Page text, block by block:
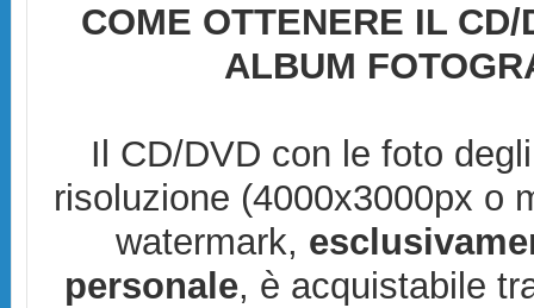
COME OTTENERE IL
ALBUM
Il CD/DVD con le foto
risoluzione (4000x3000px o
watermark,
personale, è acquistabile